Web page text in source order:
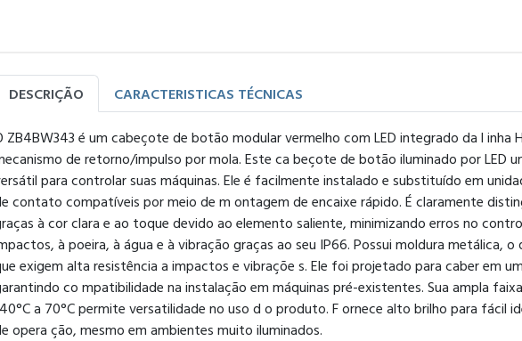
DESCRIÇÃO CARACTERISTICAS TÉCNICAS
ZB4BW343 é um cabeçote de botão modular vermelho com LED integrado da l inha
de retorno/impulso por mola. Este ca beçote de botão iluminado por LED
para controlar suas máquinas. Ele é facilmente instalado e substituído em
contato compatíveis por meio de m ontagem de encaixe rápido. É claramente
à cor clara e ao toque devido ao elemento saliente, minimizando erros no
à poeira, à água e à vibração graças ao seu IP66. Possui moldura metálica,
exigem alta resistência a impactos e vibraçõe s. Ele foi projetado para caber em
co mpatibilidade na instalação em máquinas pré-existentes. Sua ampla
a 70°C permite versatilidade no uso d o produto. F ornece alto brilho para fácil
opera ção, mesmo em ambientes muito iluminados.